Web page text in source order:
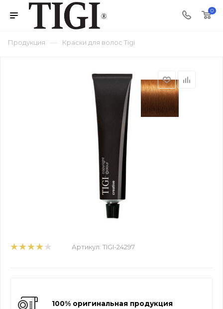
0
Продукция — Краски для волос Tigi
Артикул: TIGI-24297
100% оригинальная продукция